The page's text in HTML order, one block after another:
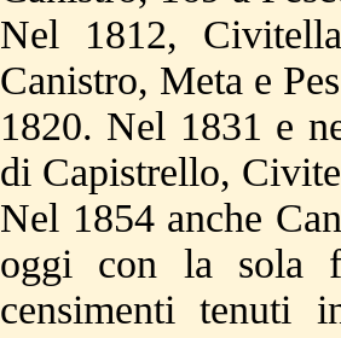
Nel 1812,
Canistro, Meta e
1820. Nel 1831 e
di Capistrello,
Nel 1854 anche
oggi con la sola
censimenti tenuti